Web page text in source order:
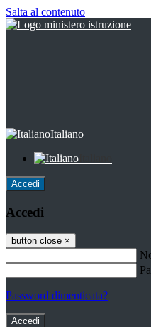
Salta al contenuto
Italiano
Accedi
Accedi
button close ×
Password dimenticata?